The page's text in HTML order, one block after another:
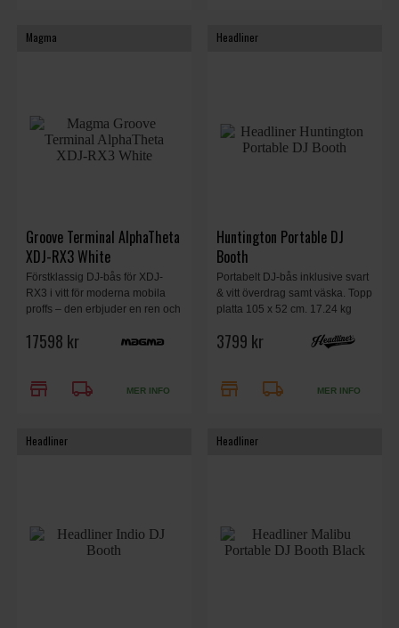
Magma
Groove Terminal AlphaTheta
XDJ-RX3 White
Förstklassig DJ-bås för XDJ-
RX3 i vitt för moderna mobila
proffs – den erbjuder en ren och
bröllop och företagsevenemang,
klubbar eller hemmastudior.
17598 kr
store local_shipping MER INFO
Headliner
Huntington Portable DJ
Booth
Portabelt DJ-bås inklusive svart
& vitt överdrag samt väska. Topp
platta 105 x 52 cm. 17.24 kg
3799 kr
store local_shipping MER INFO
Headliner Headliner